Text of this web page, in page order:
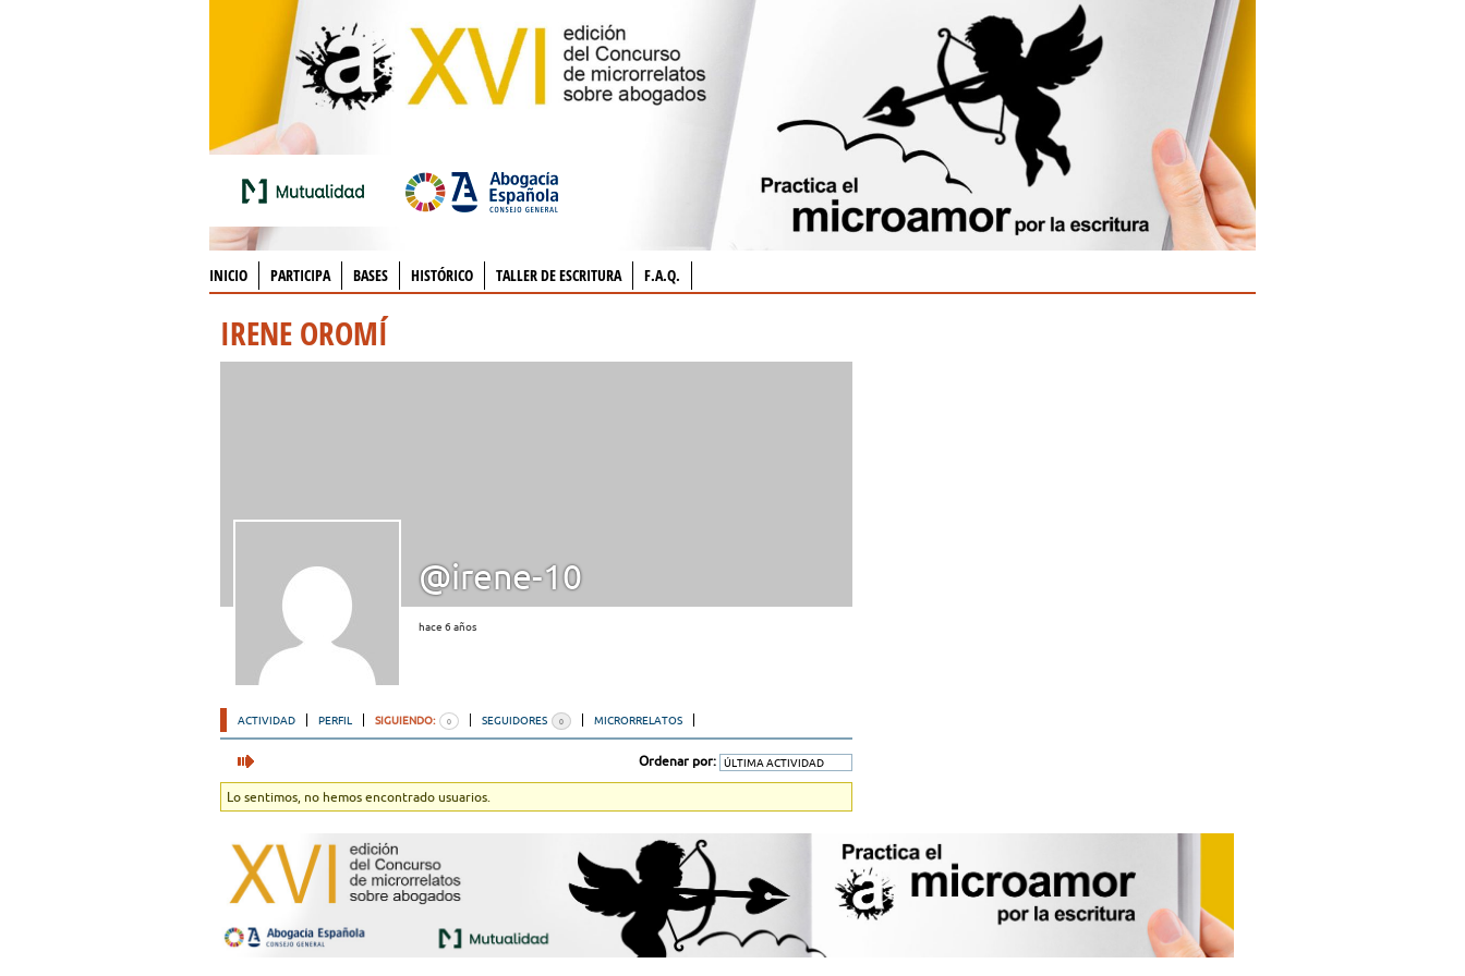
INICIO PARTICIPA BASES HISTÓRICO TALLER DE ESCRITURA F.A.Q.
IRENE OROMÍ
@irene-10
hace 6 años
ACTIVIDAD PERFIL SIGUIENDO: 0 SEGUIDORES 0 MICRORRELATOS
Ordenar por:
Lo sentimos, no hemos encontrado usuarios.